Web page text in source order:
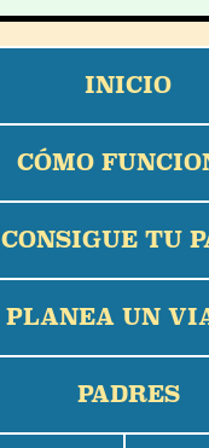
INICIO
CÓMO
CONSIGUE TU
PLANEA UN
PADRES